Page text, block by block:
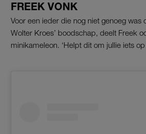
FREEK VONK
Voor een ieder die nog niet genoeg was
Wolter Kroes’ boodschap, deelt Freek
minikameleon. ‘Helpt dit om jullie iets op